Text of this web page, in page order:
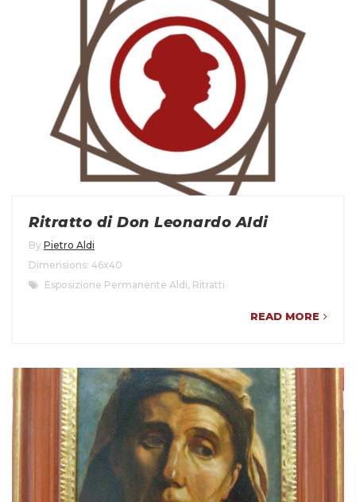
Ritratto di Don Leonardo Aldi
By Pietro Aldi
Dimensions: 46x40
Esposizione Permanente Aldi, Ritratti
READ MORE